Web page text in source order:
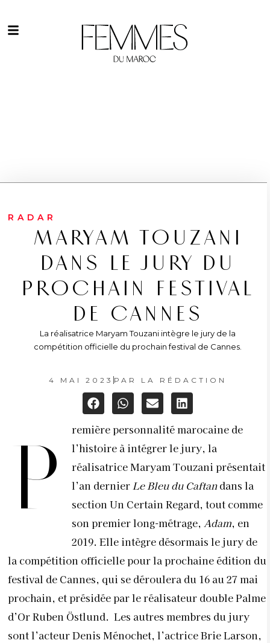
RADAR
MARYAM TOUZANI
DANS LE JURY DU
PROCHAIN FESTIVAL
DE CANNES
La réalisatrice Maryam Touzani intègre le jury de la
compétition officielle du prochain festival de Cannes.
4 MAI 2023 PAR LA RÉDACTION
P
remière personnalité marocaine de
l’histoire à intégrer le jury, la
réalisatrice Maryam Touzani présentait
l’an dernierLe Bleu du Caftandans la
section Un Certain Regard, tout comme
son premier long-métrage, Adam, en
2019. Elle intègre désormais le jury de
la compétition officielle pour la prochaine édition du
festival de Cannes, qui se déroulera du 16 au 27 mai
prochain, et présidée par le réalisateur double Palme
d’Or Ruben Östlund. Les autres membres du jury
sont l’acteur Denis Ménochet, l’actrice Brie Larson,